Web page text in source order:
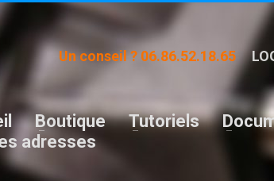
Un conseil ? 06.86.52.18.65
Boutique Tutoriels
adresses